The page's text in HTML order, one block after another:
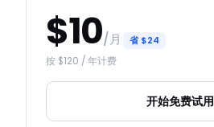
$10/月
省 $24
按 $120 / 年计费
开始免费试用